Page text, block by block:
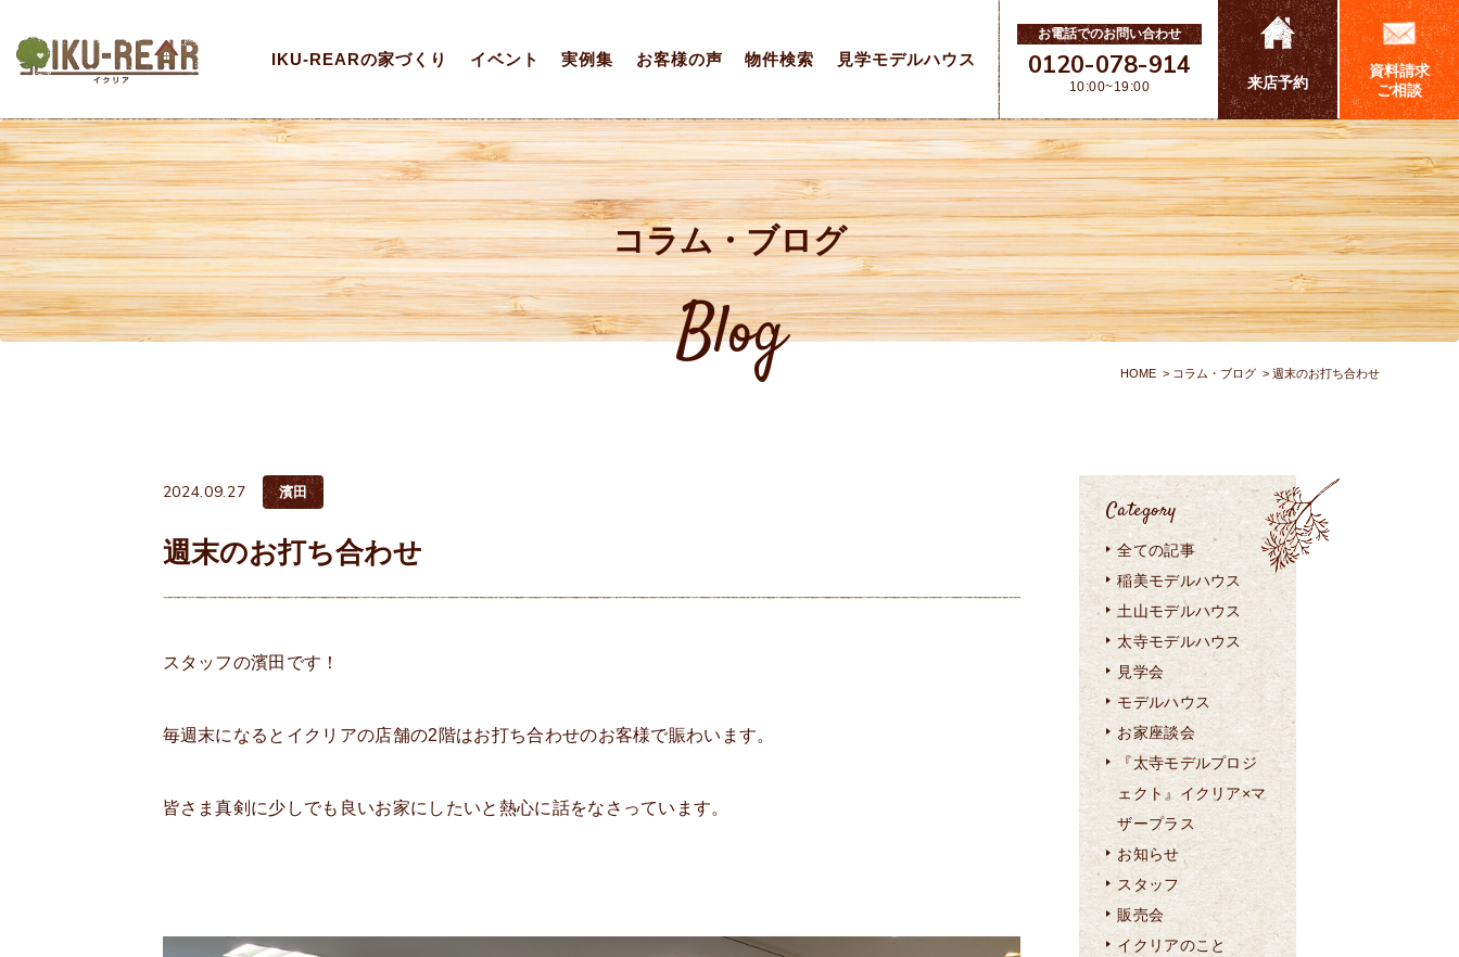
IKU-REARの家づくり イベント 実例集 お客様の声 物件検索 見学モデルハウス
お電話でのお問い合わせ
0120-078-914
10:00~19:00 来店予約
資料請求
ご相談
コラム・ブログ
Blog HOME コラム・ブログ 週末のお打ち合わせ
2024.09.27 濱田
週末のお打ち合わせ
スタッフの濱田です！
毎週末になるとイクリアの店舗の2階はお打ち合わせのお客様で賑わいます。
皆さま真剣に少しでも良いお家にしたいと熱心に話をなさっています。
Category
全ての記事
稲美モデルハウス
土山モデルハウス
太寺モデルハウス
見学会
モデルハウス
お家座談会
『太寺モデルプロジ
ェクト』イクリア×マ
ザープラス
お知らせ
スタッフ
販売会
イクリアのこと